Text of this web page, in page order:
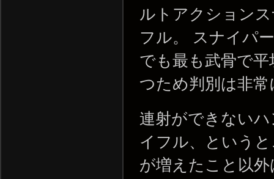
ルトアクション
フル。 スナイパ
でも最も武骨で
つため判別は非常
連射ができない
イフル、という
が増えたこと以